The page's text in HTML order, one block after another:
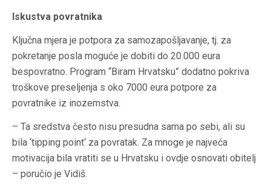
Iskustva povratnika
Ključna mjera je potpora za samozapošljavanje, tj. za
pokretanje posla moguće je dobiti do 20.000 eura
bespovratno. Program “Biram Hrvatsku” dodatno pokriva
troškove preseljenja s oko 7000 eura potpore za
povratnike iz inozemstva.
– Ta sredstva često nisu presudna sama po sebi, ali su
bila ‘tipping point‘ za povratak. Za mnoge je najveća
motivacija bila vratiti se u Hrvatsku i ovdje osnovati obitelj
– poručio je Vidiš.